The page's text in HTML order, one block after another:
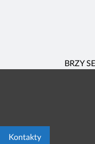
BRZY
Kontakty